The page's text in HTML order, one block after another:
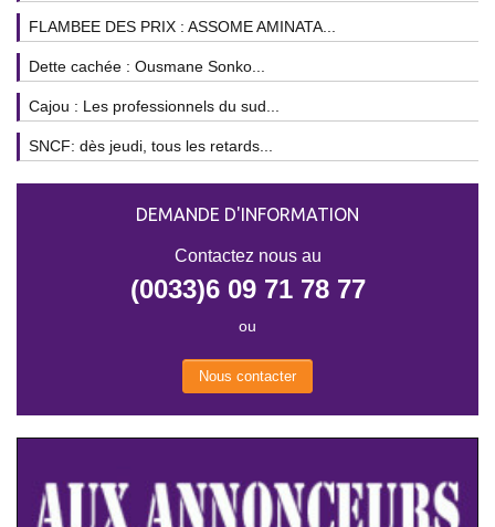
FLAMBEE DES PRIX : ASSOME AMINATA...
Dette cachée : Ousmane Sonko...
Cajou : Les professionnels du sud...
SNCF: dès jeudi, tous les retards...
DEMANDE D'INFORMATION
Contactez nous au
(0033)6 09 71 78 77
ou
Nous contacter